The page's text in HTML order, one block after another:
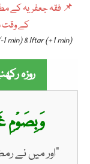
📌 فقہ جعفریہ کے
کے
min) & Iftar (+1 min)
روزہ
وَبِصَوْمِ
"اور میں نے